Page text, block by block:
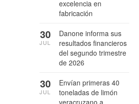
excelencia en
fabricación
Danone informa sus
resultados financieros
del segundo trimestre
de 2026
30
JUL
Envían primeras 40
toneladas de limón
30
JUL